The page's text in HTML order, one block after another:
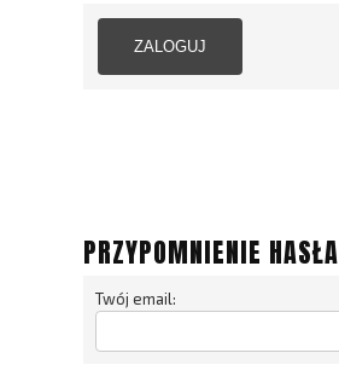
ZALOGUJ
PRZYPOMNIENIE HASŁA
Twój email: